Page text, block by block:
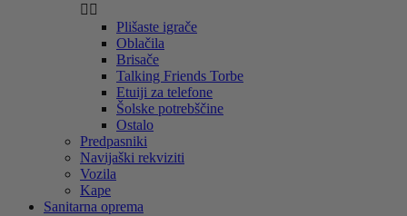
 
Plišaste igrače
Oblačila
Brisače
Talking Friends Torbe
Etuiji za telefone
Šolske potrebščine
Ostalo
Predpasniki
Navijaški rekviziti
Vozila
Kape
Sanitarna oprema